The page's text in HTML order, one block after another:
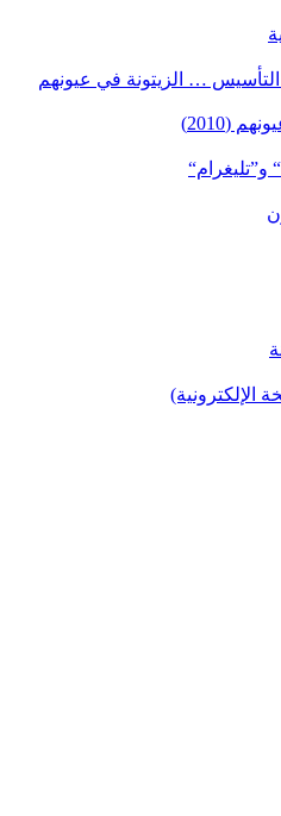
التأسيس … الزيتونة في عيونهم
(2010)
و”تليغرام“
الإلكترونية)